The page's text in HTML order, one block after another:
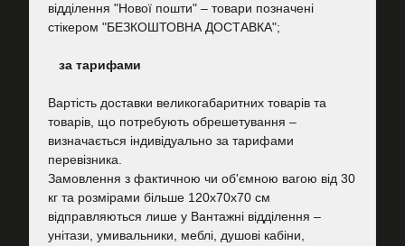
відділення "Нової пошти" – товари позначені
стікером "БЕЗКОШТОВНА ДОСТАВКА";
за тарифами
Вартість доставки великогабаритних товарів та
товарів, що потребують обрешетування –
визначається індивідуально за тарифами
перевізника.
Замовлення з фактичною чи об'ємною вагою від 30
кг та розмірами більше 120х70х70 см
відправляються лише у Вантажні відділення –
унітази, умивальники, меблі, душові кабіни,